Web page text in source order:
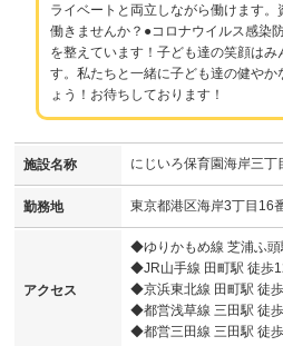
ライベートと両立しながら働けます。
働きませんか？●コロナウイルス感染
を整えています！子ども達の笑顔はみ
す。私たちと一緒に子ども達の健やか
ょう！お待ちしております！
施設名称 にじいろ保育園海岸三丁
勤務地 東京都港区海岸3丁目16
アクセス
◆ゆりかもめ線 芝浦ふ頭
◆JR山手線 田町駅 徒歩
◆京浜東北線 田町駅 徒
◆都営浅草線 三田駅 徒
◆都営三田線 三田駅 徒